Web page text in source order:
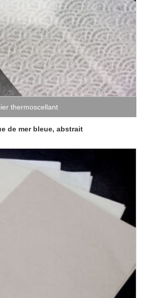
thermoscellant
de mer bleue, abstrait